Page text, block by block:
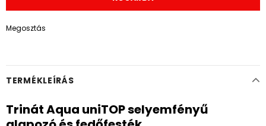
Megosztás
TERMÉKLEÍRÁS
Trinát Aqua uniTOP selyemfényű